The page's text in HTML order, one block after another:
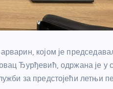
којом је
Ђурђевић, одржана је у
за предстојећи летњи